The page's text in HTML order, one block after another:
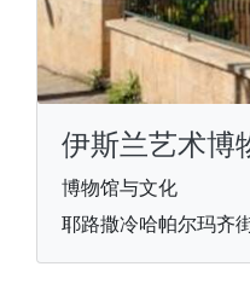
伊斯兰艺术博
博物馆与文化
耶路撒冷哈帕尔玛齐